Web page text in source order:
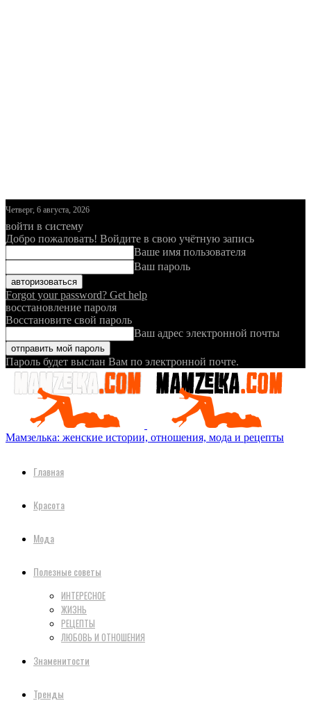
Четверг, 6 августа, 2026
войти в систему
Добро пожаловать! Войдите в свою учётную запись
Ваше имя пользователя
Ваш пароль
Forgot your password? Get help
восстановление пароля
Восстановите свой пароль
Ваш адрес электронной почты
Пароль будет выслан Вам по электронной почте.
Мамзелька: женские истории, отношения, мода и рецепты
Главная
Красота
Мода
Полезные советы
ИНТЕРЕСНОЕ
ЖИЗНЬ
РЕЦЕПТЫ
ЛЮБОВЬ И ОТНОШЕНИЯ
Знаменитости
Тренды